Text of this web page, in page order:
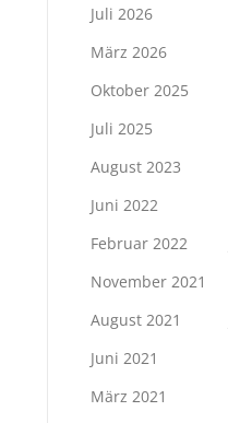
Juli 2026
März 2026
Oktober 2025
Juli 2025
August 2023
Juni 2022
Februar 2022
November 2021
August 2021
Juni 2021
März 2021